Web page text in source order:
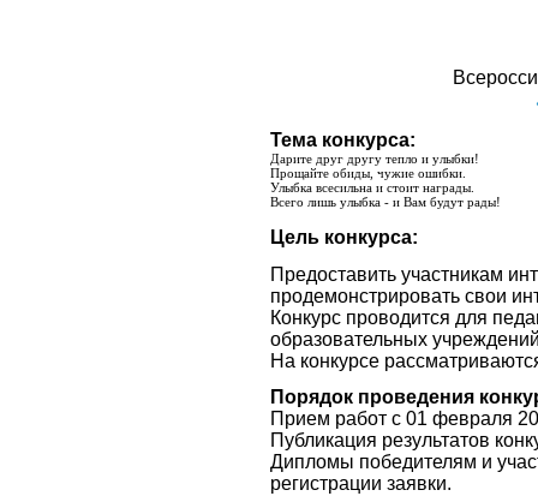
Тема конкурса:
Дарите друг другу тепло и улыбки!
Прощайте обиды, чужие ошибки.
Улыбка всесильна и стоит награды.
Всего лишь улыбка - и Вам будут рады!
Цель конкурса:
Предоставить участникам
продемонстрировать свои
Конкурс проводится для
образовательных
На конкурсе
Порядок проведения
Прием работ с 01 февраля
Публикация результатов
Дипломы победителям и
регистрации заявки.